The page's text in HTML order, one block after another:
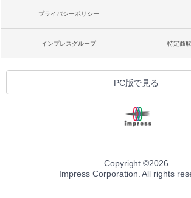
プライバシーポリシー
インプレスグループ 特定商
PC版で見る
Copyright ©2026
Impress Corporation. All rights